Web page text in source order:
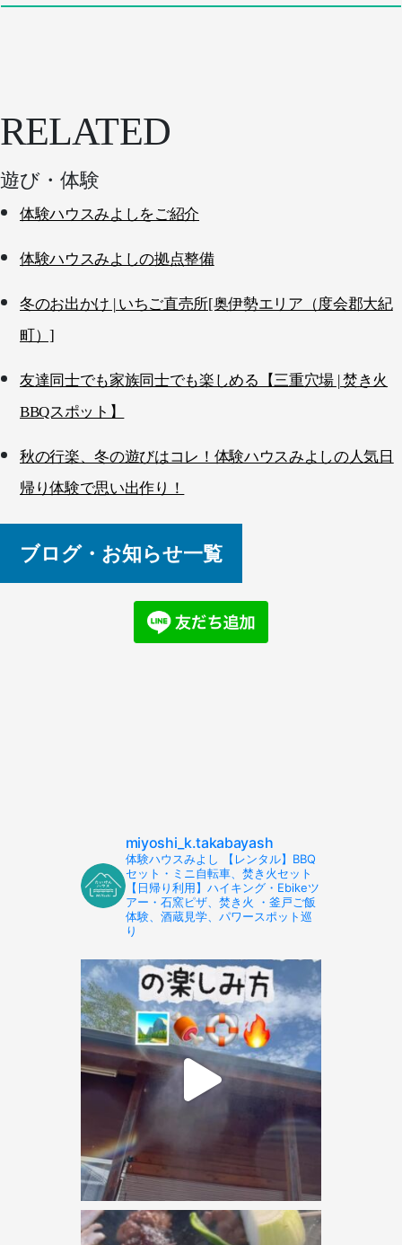
RELATED
遊び・体験
体験ハウスみよしをご紹介
体験ハウスみよしの拠点整備
冬のお出かけ | いちご直売所[奥伊勢エリア（度会郡大紀
町）]
友達同士でも家族同士でも楽しめる【三重穴場 | 焚き火
BBQスポット】
秋の行楽、冬の遊びはコレ！体験ハウスみよしの人気日
帰り体験で思い出作り！
ブログ・お知らせ一覧
miyoshi_k.takabayash
体験ハウスみよし 【レンタル】BBQ
セット・ミニ自転車、焚き火セット
【日帰り利用】ハイキング・Ebikeツ
アー・石窯ピザ、焚き火 ・釜戸ご飯
体験、酒蔵見学、パワースポット巡
り